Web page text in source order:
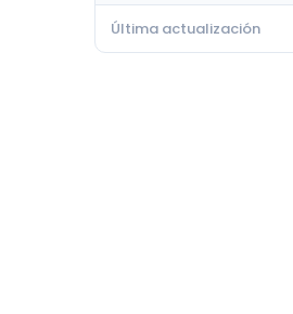
Última actualización